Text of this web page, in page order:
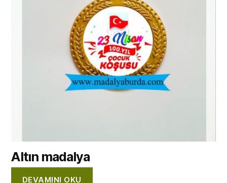
Altın madalya
DEVAMINI OKU